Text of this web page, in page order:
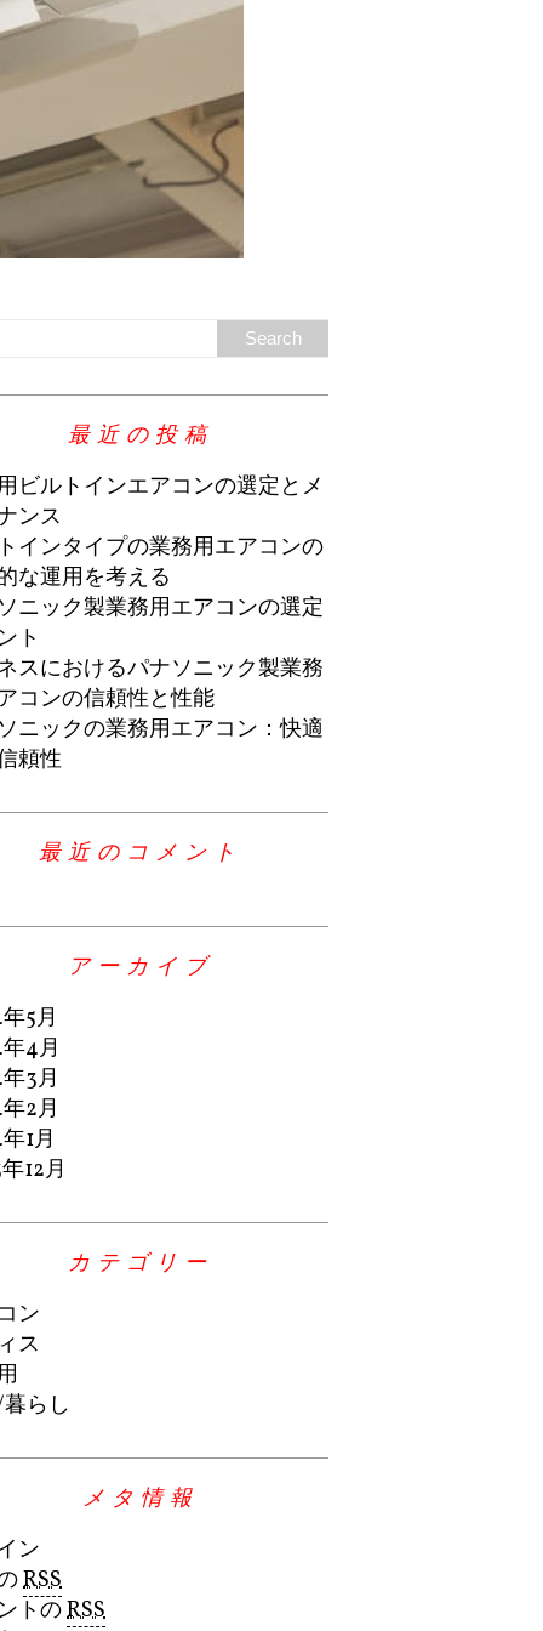
最近の投稿
ビルトインエアコンの選定とメ
ンス
インタイプの業務用エアコンの
な運用を考える
ニック製業務用エアコンの選定
ト
スにおけるパナソニック製業務
コンの信頼性と性能
ニックの業務用エアコン：快適
頼性
最近のコメント
アーカイブ
5月
4月
3月
2月
1月
12月
カテゴリー
ン
ス
らし
メタ情報
ン
RSS
トのRSS